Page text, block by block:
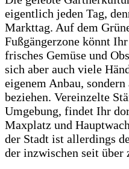
eigentlich jeden Tag,
Markttag. Auf dem
Fußgängerzone könnt
frisches Gemüse und
sich aber auch viele
eigenem Anbau,
beziehen. Vereinzelte
Umgebung, findet Ihr
Maxplatz und
der Stadt ist allerdings
der inzwischen seit über